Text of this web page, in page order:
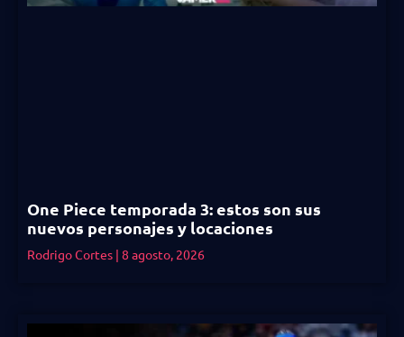
One Piece temporada 3: estos son sus
nuevos personajes y locaciones
Rodrigo Cortes 8 agosto, 2026